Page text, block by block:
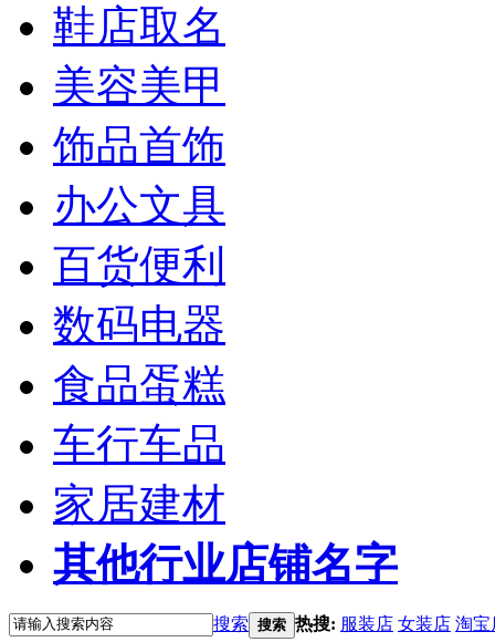
鞋店取名
美容美甲
饰品首饰
办公文具
百货便利
数码电器
食品蛋糕
车行车品
家居建材
其他行业店铺名字
搜索 搜索 热搜: 服装店 女装店 淘宝